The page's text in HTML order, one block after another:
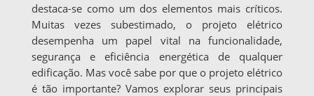
destaca-se como um dos elementos mais críticos.
Muitas vezes subestimado, o projeto elétrico
desempenha um papel vital na funcionalidade,
segurança e eficiência energética de qualquer
edificação. Mas você sabe por que o projeto elétrico
é tão importante? Vamos explorar seus principais